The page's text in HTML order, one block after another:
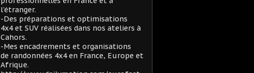
l’étranger.
-Des préparations et optimisations
4x4 et SUV réalisées dans nos ateliers à
Cahors.
-Mes encadrements et organisations
de randonnées 4x4 en France, Europe et
Afrique.